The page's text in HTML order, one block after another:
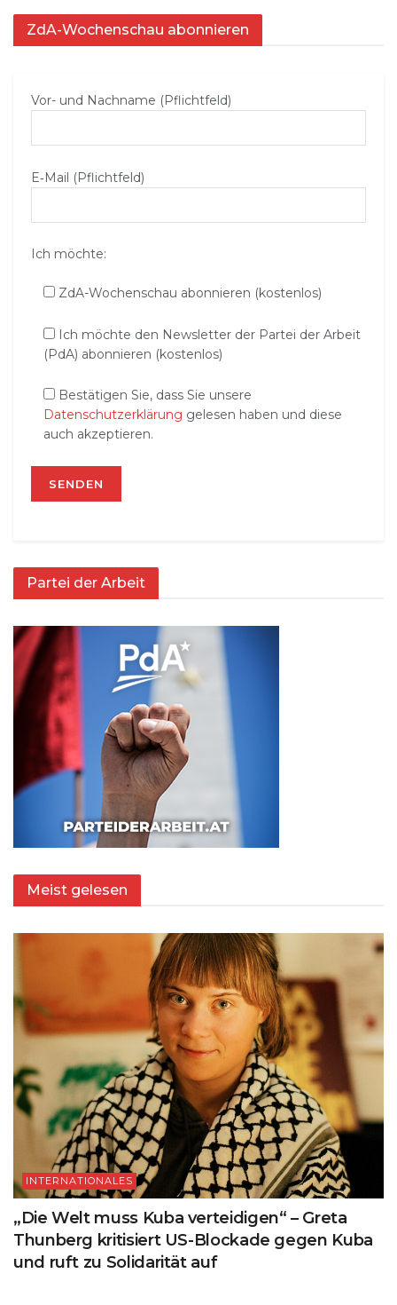
ZdA-Wochenschau abonnieren
Vor- und Nachname (Pflichtfeld)
E‑Mail (Pflichtfeld)
Ich möchte:
ZdA-Wochenschau abonnieren (kostenlos)
Ich möchte den Newsletter der Partei der Arbeit
(PdA) abonnieren (kostenlos)
Bestätigen Sie, dass Sie unsere
Datenschutzerklärung gelesen haben und diese
auch akzeptieren.
Partei der Arbeit
Meist gelesen
INTERNATIONALES
„Die Welt muss Kuba verteidigen“ – Greta
Thunberg kritisiert US-Blockade gegen Kuba
und ruft zu Solidarität auf